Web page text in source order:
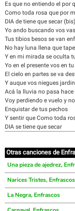
Es que no entiendo el por
Como toda rosa que por
DIA de tiene que secar (bis)
Yo ando buscando vos
Tus tibios besos se van
No hay luna llena que
Y en mi mirada se oculta
Yo en el presente vos en
El cielo en partes se va
Y auque vos niegues
Acá la lluvia no pasa hace
Voy perdiendo e vuelo y
Enquistar de tus pechos
Y sentir que Como toda
DIA se tiene que secar
Otras canciones de
Una pieza de ajedrez,
Narices Tristes, Enfrascos
La Negra, Enfrascos